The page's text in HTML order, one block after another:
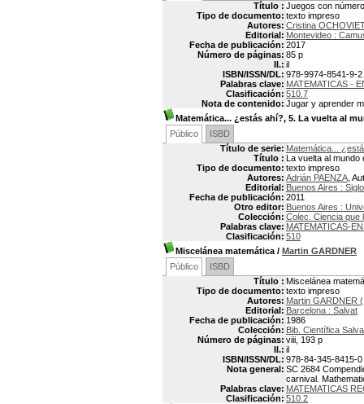
Título : Juegos con
Tipo de documento: texto impreso
Autores: Cristina OCHOVIET
Editorial: Montevideo :
Fecha de publicación: 2017
Número de páginas: 85 p
Il.: il
ISBN/ISSN/DL: 978-9974-8541-9-2
Palabras clave: MATEMATICAS -
Clasificación: 510.7
Nota de contenido: Jugar y aprender
Matemática... ¿estás ahí?, 5. La vuelta al
Público
ISBD
Título de serie: Matemática...
Título : La vuelta al mundo
Tipo de documento: texto impreso
Autores: Adrián PAENZA ,
Editorial: Buenos Aires :
Fecha de publicación: 2011
Otro editor: Buenos Aires :
Colección: Colec. Ciencia que
Palabras clave: MATEMATICAS-
Clasificación: 510
Miscelánea matemática / Martin GARDNER
Público
ISBD
Título : Miscelánea
Tipo de documento: texto impreso
Autores: Martin GARDNER
Editorial: Barcelona : Salvat
Fecha de publicación: 1986
Colección: Bib. Científica
Número de páginas: viii, 193 p
Il.: il
ISBN/ISSN/DL: 978-84-345-8415-0
Nota general: SC 2684
carnival.
Palabras clave: MATEMATICAS
Clasificación: 510.2